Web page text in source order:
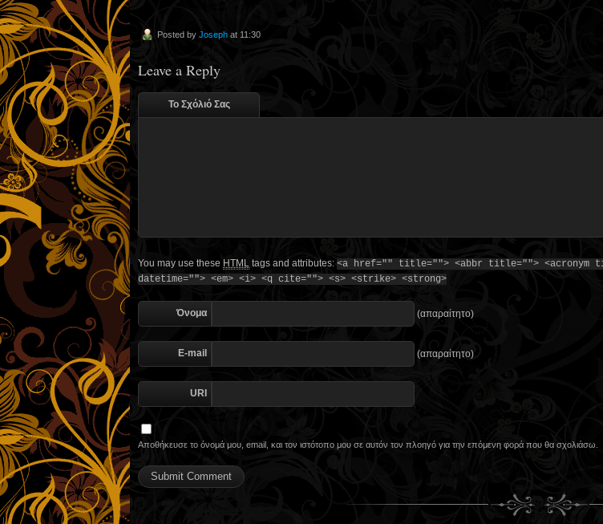
Posted by Joseph at 11:30
Leave a Reply
Το Σχόλιό Σας
You may use these HTML tags and attributes: <a href="" title=""> <abbr title=""> <acronym
datetime=""> <em> <i> <q cite=""> <s> <strike> <strong>
Όνομα (απαραίτητο)
E-mail (απαραίτητο)
URI
Αποθήκευσε το όνομά μου, email, και τον ιστότοπο μου σε αυτόν τον πλοηγό για την επόμενη φορά που θα σχολιάσω.